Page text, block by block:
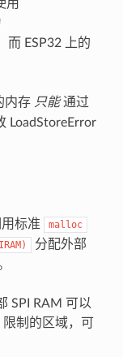
用
而 ESP32 上的
内存 只能通过
LoadStoreError
标准 malloc
分配外部
SPI RAM 可以
制的区域，可